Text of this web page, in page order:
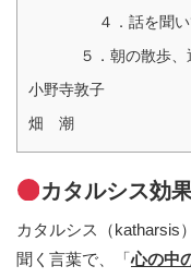
４．話を聞
５．朝の散歩
小野寺敦子
畑 潮
カタルシス効
カタルシス（katharsis
聞く言葉で、「心の中